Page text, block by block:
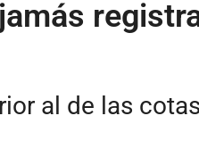
al de las